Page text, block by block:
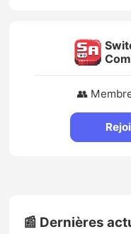
👥
📰 Dernières